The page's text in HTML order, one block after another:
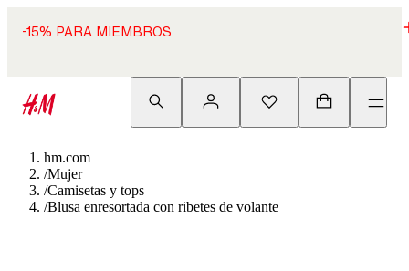
-15% PARA MIEMBROS
hm.com
/Mujer
/Camisetas y tops
/Blusa enresortada con ribetes de volante